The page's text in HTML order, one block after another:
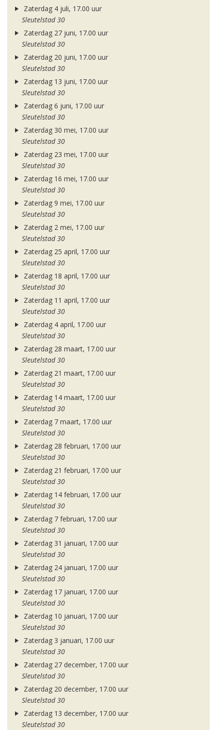
Zaterdag 4 juli, 17.00 uur
Sleutelstad 30
Zaterdag 27 juni, 17.00 uur
Sleutelstad 30
Zaterdag 20 juni, 17.00 uur
Sleutelstad 30
Zaterdag 13 juni, 17.00 uur
Sleutelstad 30
Zaterdag 6 juni, 17.00 uur
Sleutelstad 30
Zaterdag 30 mei, 17.00 uur
Sleutelstad 30
Zaterdag 23 mei, 17.00 uur
Sleutelstad 30
Zaterdag 16 mei, 17.00 uur
Sleutelstad 30
Zaterdag 9 mei, 17.00 uur
Sleutelstad 30
Zaterdag 2 mei, 17.00 uur
Sleutelstad 30
Zaterdag 25 april, 17.00 uur
Sleutelstad 30
Zaterdag 18 april, 17.00 uur
Sleutelstad 30
Zaterdag 11 april, 17.00 uur
Sleutelstad 30
Zaterdag 4 april, 17.00 uur
Sleutelstad 30
Zaterdag 28 maart, 17.00 uur
Sleutelstad 30
Zaterdag 21 maart, 17.00 uur
Sleutelstad 30
Zaterdag 14 maart, 17.00 uur
Sleutelstad 30
Zaterdag 7 maart, 17.00 uur
Sleutelstad 30
Zaterdag 28 februari, 17.00 uur
Sleutelstad 30
Zaterdag 21 februari, 17.00 uur
Sleutelstad 30
Zaterdag 14 februari, 17.00 uur
Sleutelstad 30
Zaterdag 7 februari, 17.00 uur
Sleutelstad 30
Zaterdag 31 januari, 17.00 uur
Sleutelstad 30
Zaterdag 24 januari, 17.00 uur
Sleutelstad 30
Zaterdag 17 januari, 17.00 uur
Sleutelstad 30
Zaterdag 10 januari, 17.00 uur
Sleutelstad 30
Zaterdag 3 januari, 17.00 uur
Sleutelstad 30
Zaterdag 27 december, 17.00 uur
Sleutelstad 30
Zaterdag 20 december, 17.00 uur
Sleutelstad 30
Zaterdag 13 december, 17.00 uur
Sleutelstad 30